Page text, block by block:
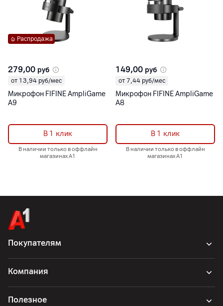
Распродажа
279,00 руб
от 13,94 руб/мес
Микрофон FIFINE AmpliGame
A9
В 1 клик
В наличии только в оффлайн
магазинах А1
149,00 руб
от 7,44 руб/мес
Микрофон FIFINE AmpliGame
A8
В 1 клик
В наличии только в оффлайн
магазинах А1
Покупателям
Компания
Полезное